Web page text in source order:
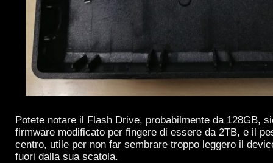
Potete notare il Flash Drive, probabilmente da 128GB,
firmware modificato per fingere di essere da 2TB, e il
centro, utile per non far sembrare troppo leggero il
fuori dalla sua scatola.